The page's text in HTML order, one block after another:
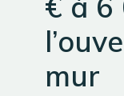
mur